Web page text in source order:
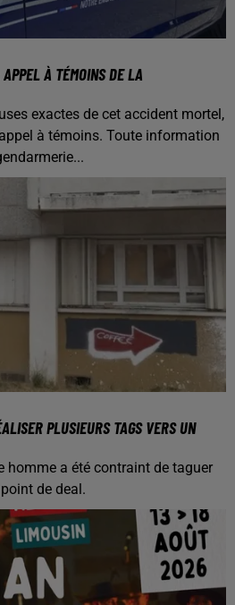
À TÉMOINS DE LA
exactes de cet accident mortel,
à témoins. Toute information
PLUSIEURS TAGS VERS UN
homme a été contraint de taguer
de deal.